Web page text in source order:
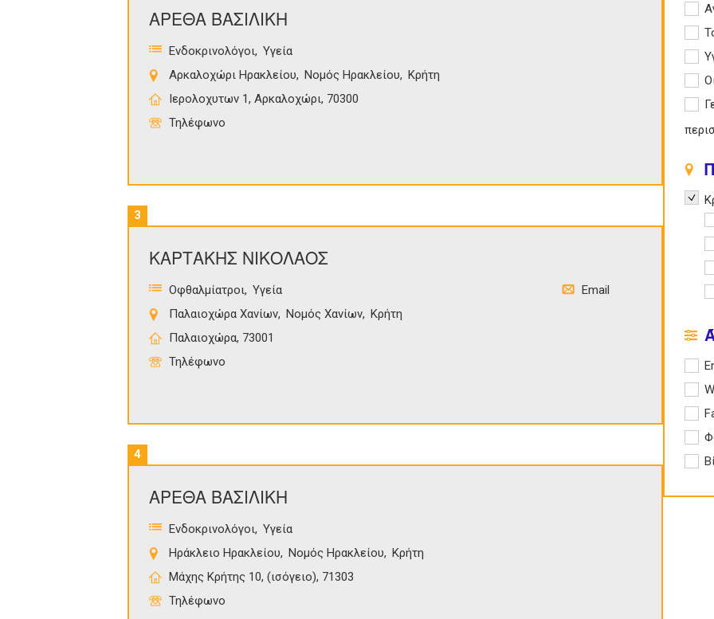
ΑΡΕΘΑ ΒΑΣΙΛΙΚΗ
Ενδοκρινολόγοι Υγεία
Αρκαλοχώρι Ηρακλείου
Νομός Ηρακλείου
Κρήτη
Ιερολοχυτων 1, Αρκαλοχώρι, 70300
Τηλέφωνο
3
ΚΑΡΤΑΚΗΣ ΝΙΚΟΛΑΟΣ
Οφθαλμίατροι Υγεία
Παλαιοχώρα Χανίων Νομός Χανίων Κρήτη
Παλαιοχώρα, 73001
Τηλέφωνο
Email
4
ΑΡΕΘΑ ΒΑΣΙΛΙΚΗ
Ενδοκρινολόγοι Υγεία
Ηράκλειο Ηρακλείου
Νομός Ηρακλείου
Κρήτη
Μάχης Κρήτης 10, (ισόγειο), 71303
Τηλέφωνο